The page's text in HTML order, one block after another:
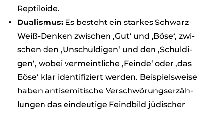
Rep­ti­lo­ide.
Dua­lis­mus: Es besteht ein star­kes Schwarz-
Weiß-Den­ken zwi­schen ‚Gut‘ und ‚Böse‘, zwi­
schen den ‚Unschul­di­gen‘ und den ‚Schul­di­
gen‘, wobei ver­meint­li­che ‚Feinde‘ oder ‚das
Böse‘ klar iden­ti­fi­ziert wer­den. Bei­spiels­weise
haben anti­se­mi­ti­sche Ver­schwö­rungs­er­zäh­
lun­gen das ein­deu­tige Feind­bild jüdi­scher